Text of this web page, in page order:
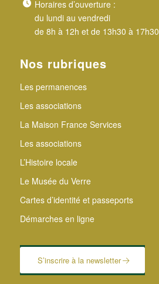
Horaires d’ouverture :
du lundi au vendredi
de 8h à 12h et de 13h30 à 17h30
Nos rubriques
Les permanences
Les associations
La Maison France Services
Les associations
L’Histoire locale
Le Musée du Verre
Cartes d’identité et passeports
Démarches en ligne
S’inscrire à la newsletter